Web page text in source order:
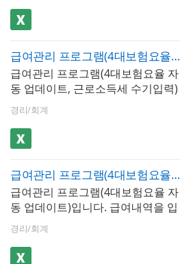
제 항목을 집약적으로 관리하는 핵
심 시트. 지급액, 공제액, 실지급액
자동 산출- 급여명세서​ : 직원 개인
별 급여명세서를 자동으로 생성하
는 시트. 근로기준법에 따른 필수 기
재 사항이 모두 포함되며 즉시 교부
가능- 재직증명서 : 직원 선택만으로
재직증명서를 자동 생성하는 시트.
급여대장의 직원 기본 정보가 자동
시 교부 가능- 근로계약서 : 직원 정
보와 급여 조건을 자동으로 불러와
근로계약서를 생성하는 시트. 근로
기준법 필수 기재 사항이 포함된 표
준 근로계약서 형식으로 설계 ✅ 4
대보험요율 자동 업데이트 : 이 프로
그램의 핵심 기능!4대보험요율은 매
증명서, 퇴직증명서 자동발급이 가
능합니다.
력하고 내역별로 저장할 수 있는 서
식이며, 최대 500명까지 입력 가능
을 수기로 작성할 수 있습니다. 저장
된 문서를 급여대장, 급여명세서, 급
여입금내역서 시트에서 확인할 수
있으며, 급여명세서는 1장, 세로형 2
력이 가능합니다. 년도별 급여지급
내역, 사원별 급여지급내역, 급여결
가능합니다. 또한 사원별 급여지급
내역과 급여결산보고서는 그래프화
하여 보고서형태로 사용하기 편리
하며, 사원정보를 바탕으로 재직증
계약서를 작성할 수 있습니다.
급여관리 프로그램(4대보험요율 자동 업데이트, 근로소득세 수기입력, 급여대장, 급여명세서, 급여입금내역서, 급여결산보고서, 재직증명서, 근로계약서)
급여관리 프로그램(4대보험요율 자
동 업데이트, 근로소득세 수기입력)
입니다. 급여내역을 입력하고 내역
별로 저장할 수 있는 서식으로 최대
500명까지 입력가능합니다. 해당
급여관리 프로그램은 근로소득세는
소득세 및 4대보험은 자동 계산됩니
다. 저장된 문서를 급여대장, 급여명
세서, 급여입금내역서 시트에서 확
인할 수 있습니다. 급여명세서는 1
지 형태로 출력이 가능하며, 년도별
경리/회계
급여관리 프로그램(4대보험요율 자동 업데이트, 급여대장, 급여명세서, 급여입금내역서, 급여결산보고서, 재직증명서, 근로계약서)
급여관리 프로그램(4대보험요율 자
동 업데이트)입니다. 급여내역을 입
력하고 내역별로 저장할 수 있습니
다. 최대 500명까지 입력 가능하며,
근로소득세, 4대보험 등 공제내역이
경리/회계